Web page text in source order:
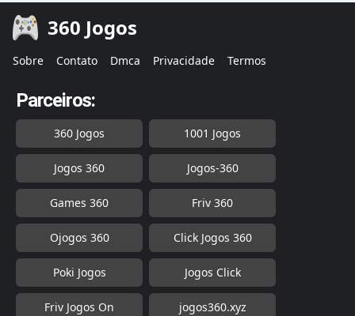
360 Jogos
Sobre Contato Dmca Privacidade Termos
Parceiros:
360 Jogos 1001 Jogos
Jogos 360 Jogos-360
Games 360 Friv 360
Ojogos 360 Click Jogos 360
Poki Jogos Jogos Click
Friv Jogos On jogos360.xyz